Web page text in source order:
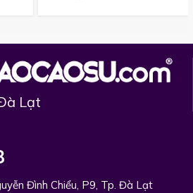
Lạt
Đình Chiểu, P9, Tp. Đà Lạt